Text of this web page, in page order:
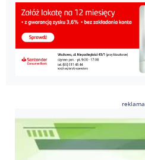
reklama